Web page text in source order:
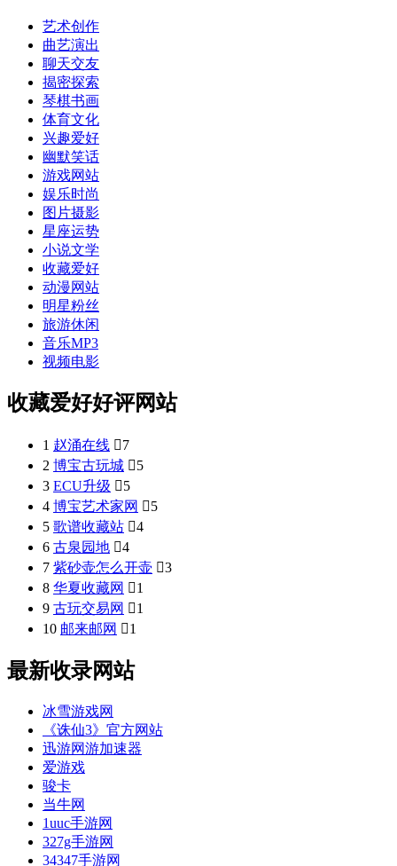
艺术创作
曲艺演出
聊天交友
揭密探索
琴棋书画
体育文化
兴趣爱好
幽默笑话
游戏网站
娱乐时尚
图片摄影
星座运势
小说文学
收藏爱好
动漫网站
明星粉丝
旅游休闲
音乐MP3
视频电影
收藏爱好好评网站
1 赵涌在线 7
2 博宝古玩城 5
3 ECU升级 5
4 博宝艺术家网 5
5 歌谱收藏站 4
6 古泉园地 4
7 紫砂壶怎么开壶 3
8 华夏收藏网 1
9 古玩交易网 1
10 邮来邮网 1
最新收录网站
冰雪游戏网
《诛仙3》官方网站
迅游网游加速器
爱游戏
骏卡
当牛网
1uuc手游网
327g手游网
34347手游网